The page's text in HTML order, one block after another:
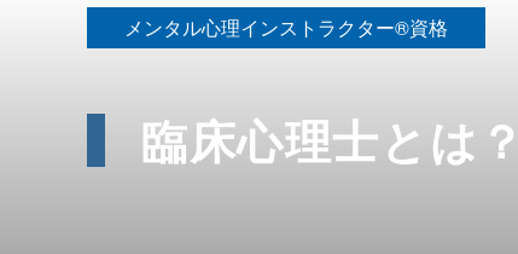
メンタル心理インストラクター®資格
臨床心理士とは？